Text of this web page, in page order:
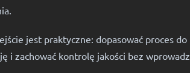
jest praktyczne: dopasować proces
i zachować kontrolę jakości bez